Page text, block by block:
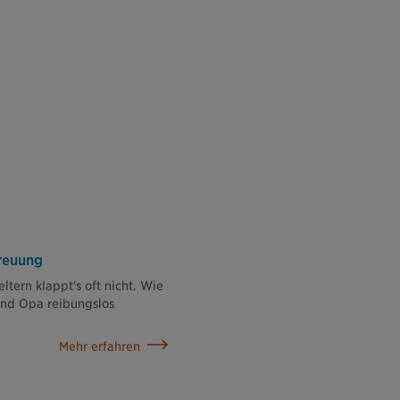
klappt's oft nicht. Wie
Opa reibungslos
Mehr erfahren